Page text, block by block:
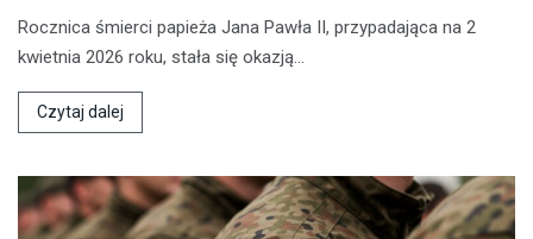
Rocznica śmierci papieża Jana Pawła II, przypadająca na 2
kwietnia 2026 roku, stała się okazją…
Czytaj dalej